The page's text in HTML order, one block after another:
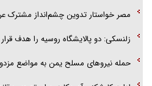
مصر خواستار تدوین چشم‌انداز مشترک
زلنسکی: دو پالایشگاه روسیه را هدف قرار
حمله نیرو‌های مسلح یمن به مواضع